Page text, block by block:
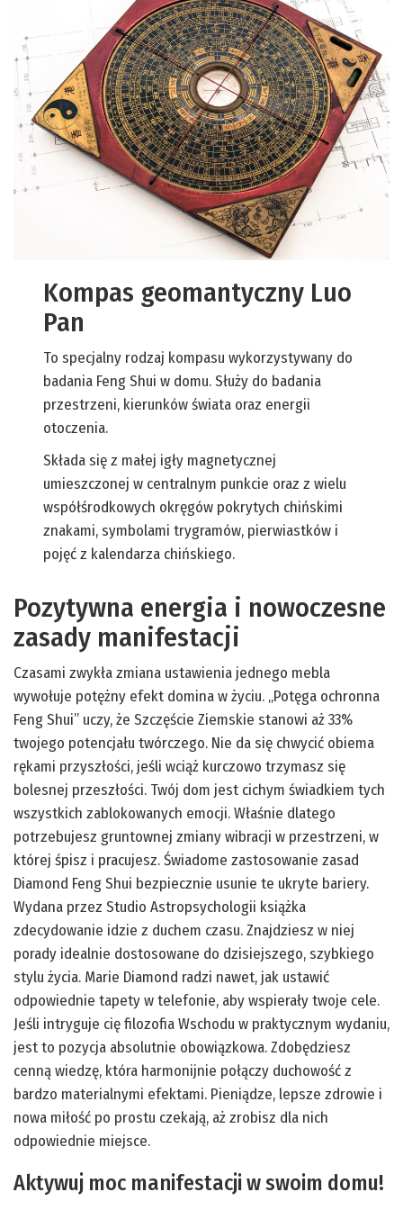
Kompas geomantyczny Luo
Pan
To specjalny rodzaj kompasu wykorzystywany do
badania Feng Shui w domu. Służy do badania
przestrzeni, kierunków świata oraz energii
otoczenia.
Składa się z małej igły magnetycznej
umieszczonej w centralnym punkcie oraz z wielu
współśrodkowych okręgów pokrytych chińskimi
znakami, symbolami trygramów, pierwiastków i
pojęć z kalendarza chińskiego.
Pozytywna energia i nowoczesne
zasady manifestacji
Czasami zwykła zmiana ustawienia jednego mebla
wywołuje potężny efekt domina w życiu. „Potęga ochronna
Feng Shui” uczy, że Szczęście Ziemskie stanowi aż 33%
twojego potencjału twórczego. Nie da się chwycić obiema
rękami przyszłości, jeśli wciąż kurczowo trzymasz się
bolesnej przeszłości. Twój dom jest cichym świadkiem tych
wszystkich zablokowanych emocji. Właśnie dlatego
potrzebujesz gruntownej zmiany wibracji w przestrzeni, w
której śpisz i pracujesz. Świadome zastosowanie zasad
Diamond Feng Shui bezpiecznie usunie te ukryte bariery.
Wydana przez Studio Astropsychologii książka
zdecydowanie idzie z duchem czasu. Znajdziesz w niej
porady idealnie dostosowane do dzisiejszego, szybkiego
stylu życia. Marie Diamond radzi nawet, jak ustawić
odpowiednie tapety w telefonie, aby wspierały twoje cele.
Jeśli intryguje cię filozofia Wschodu w praktycznym wydaniu,
jest to pozycja absolutnie obowiązkowa. Zdobędziesz
cenną wiedzę, która harmonijnie połączy duchowość z
bardzo materialnymi efektami. Pieniądze, lepsze zdrowie i
nowa miłość po prostu czekają, aż zrobisz dla nich
odpowiednie miejsce.
Aktywuj moc manifestacji w swoim domu!